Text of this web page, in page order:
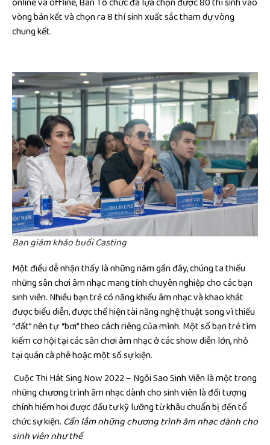
vòng bán kết và chọn ra 8 thí sinh xuất sắc tham dự vòng
chung kết.
Ban giám khảo buổi Casting
Một điều dễ nhận thấy là những năm gần đây, chúng ta thiếu
những sân chơi âm nhạc mang tính chuyên nghiệp cho các bạn
sinh viên. Nhiều bạn trẻ có năng khiếu âm nhạc và khao khát
được biểu diễn, được thể hiện tài năng nghệ thuật song vì thiếu
“đất” nên tự “bơi” theo cách riêng của mình. Một số bạn trẻ tìm
kiếm cơ hội tại các sân chơi âm nhạc ở các show diễn lớn, nhỏ
tại quán cà phê hoặc một số sự kiện.
Cuộc Thi Hát Sing Now 2022 – Ngôi Sao Sinh Viên là một trong
những chương trình âm nhạc dành cho sinh viên là đối tượng
chính hiếm hoi được đầu tư kỹ lưỡng từ khâu chuẩn bị đến tổ
chức sự kiện. Cần lắm những chương trình âm nhạc dành cho
sinh viên như thế